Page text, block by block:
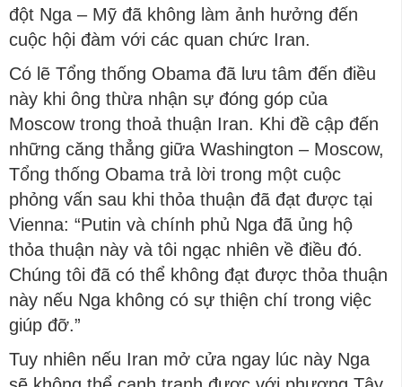
đột Nga – Mỹ đã không làm ảnh hưởng đến
cuộc hội đàm với các quan chức Iran.
Có lẽ Tổng thống Obama đã lưu tâm đến điều
này khi ông thừa nhận sự đóng góp của
Moscow trong thoả thuận Iran. Khi đề cập đến
những căng thẳng giữa Washington – Moscow,
Tổng thống Obama trả lời trong một cuộc
phỏng vấn sau khi thỏa thuận đã đạt được tại
Vienna: “Putin và chính phủ Nga đã ủng hộ
thỏa thuận này và tôi ngạc nhiên về điều đó.
Chúng tôi đã có thể không đạt được thỏa thuận
này nếu Nga không có sự thiện chí trong việc
giúp đỡ.”
Tuy nhiên nếu Iran mở cửa ngay lúc này Nga